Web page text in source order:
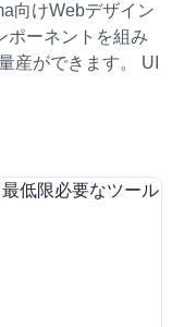
向けWebデザイン
ポーネントを組み
産ができます。 UI